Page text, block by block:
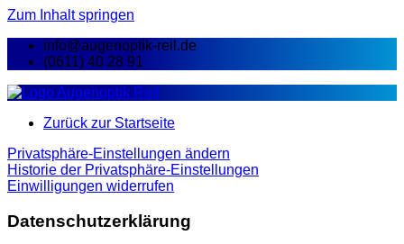
Zum Inhalt springen
info@augenoptik-reil.de
(0611) 40 28 91
Zurück zur Startseite
Privatsphäre-Einstellungen ändern
Historie der Privatsphäre-Einstellungen
Einwilligungen widerrufen
Datenschutz­erklärung